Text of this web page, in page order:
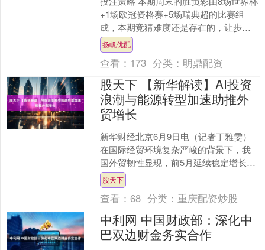
+1场欧冠资格赛+5场瑞典超的比赛组
成，本期竞猜难度还是存在的，让步较
多的比赛场次只有2场，但是部分场次的
让步幅度还是不足....
扬帆优配
查看： 173 分类： 明鼎配资
股天下 【新华解读】AI投资
浪潮与能源转型加速助推外
贸增长
新华财经北京6月9日电（记者丁雅雯）
在国际经贸环境复杂严峻的背景下，我
国外贸韧性显现，前5月延续稳定增长态
势。专家认为，在全球AI投资浪潮与能源
转型加速的双重驱....
股天下
查看：68 分类：重庆配资炒股
中利网 中国财政部：深化中
巴双边财金务实合作